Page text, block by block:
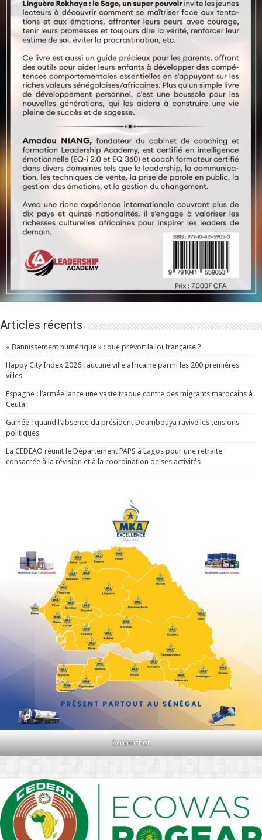
Articles récents
« Bannissement numérique » : que prévoit la loi française ?
Happy City Index 2026 : aucune ville africaine parmi les 200 premières
villes
Espagne : l’armée lance une vaste traque contre des migrants marocains à
Ceuta
Guinée : quand l’absence du président Doumbouya ravive les tensions
politiques
La CEDEAO réunit le Département PAPS à Lagos pour une retraite
consacrée à la révision et à la coordination de ses activités
Screenshot